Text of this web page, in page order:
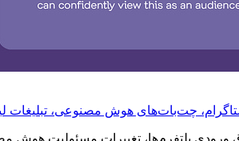
چت‌بات‌های هوش مصنوعی، تبلیغات
ورودی پلتفرم‌ها، تغییرات مسئولیت